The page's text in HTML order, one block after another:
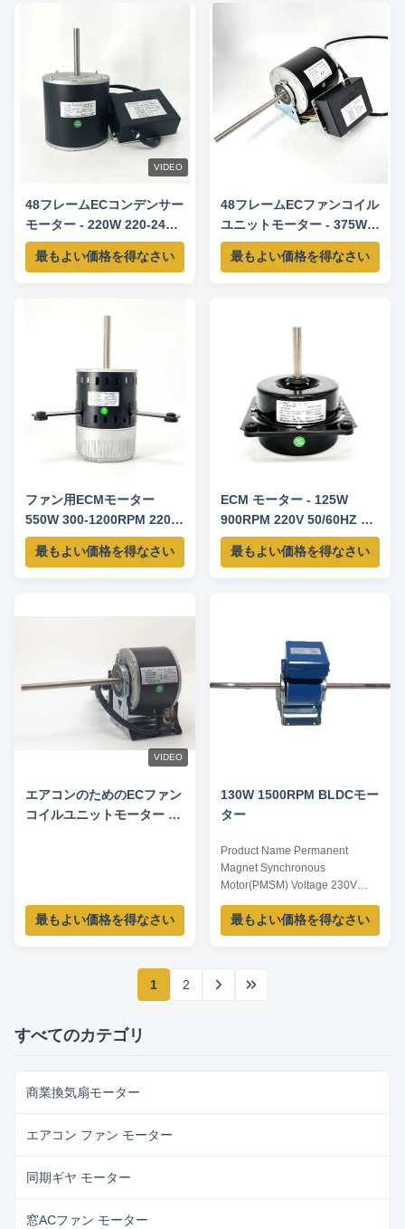
VIDEO
48フレームECコンデンサー
モーター - 220W 220-240V
50/60HZ 770RPM
最もよい価格を得なさい
48フレームECファンコイル
ユニットモーター - 375W
208-230V 50/60Hz 500-
2400RPM
最もよい価格を得なさい
ファン用ECMモーター
550W 300-1200RPM 220-
240V 50/60HZ
最もよい価格を得なさい
ECM モーター - 125W
900RPM 220V 50/60HZ 0-
10V 速度制御
最もよい価格を得なさい
VIDEO
エアコンのためのECファン
コイルユニットモーター -
最もよい価格を得なさい
130W 1500RPM BLDCモー
ター
Product Name Permanent
Magnet Synchronous
Motor(PMSM) Voltage 230V
Frequency 50Hz Output Power
130W Pole 8P AMPS 0.65A
Speed 1500RPM Insulation
THERMALLY PROTECTED
最もよい価格を得なさい
1 2
すべてのカテゴリ
商業換気扇モーター
エアコン ファン モーター
同期ギヤ モーター
窓ACファン モーター